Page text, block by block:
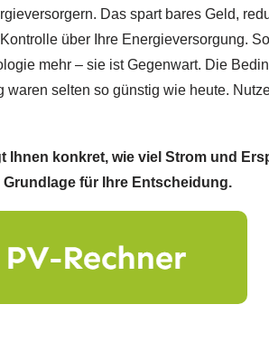
Das spart bares Geld,
über Ihre Energieversorgung.
mehr – sie ist Gegenwart. Die
waren selten so günstig wie heute.
Ihnen konkret, wie viel Strom und
für Ihre Entscheidung.